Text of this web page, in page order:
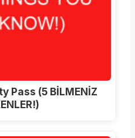
Pass (5 BİLMENİZ